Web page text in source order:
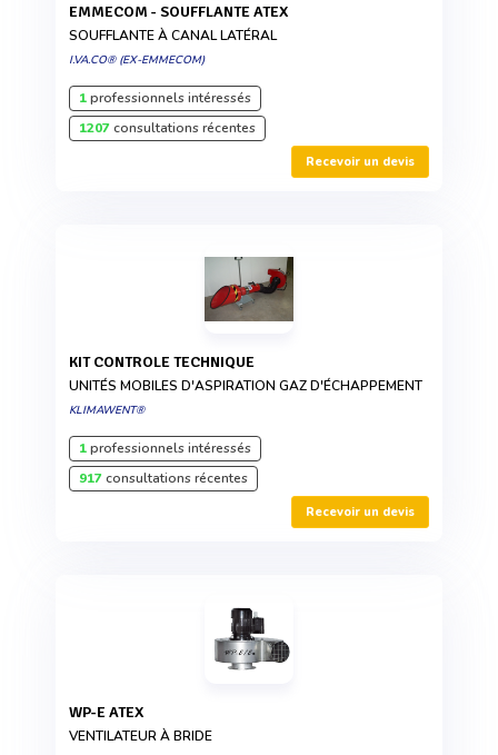
EMMECOM - SOUFFLANTE ATEX
SOUFFLANTE À CANAL LATÉRAL
I.VA.CO® (EX-EMMECOM)
1professionnels intéressés
1207consultations récentes
Recevoir un devis
KIT CONTROLE TECHNIQUE
UNITÉS MOBILES D'ASPIRATION GAZ D'ÉCHAPPEMENT
KLIMAWENT®
1professionnels intéressés
917consultations récentes
Recevoir un devis
WP-E ATEX
VENTILATEUR À BRIDE